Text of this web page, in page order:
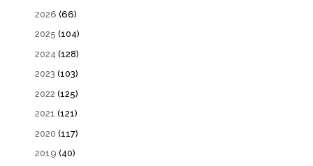
2026 (66)
2025 (104)
2024 (128)
2023 (103)
2022 (125)
2021 (121)
2020 (117)
2019 (40)